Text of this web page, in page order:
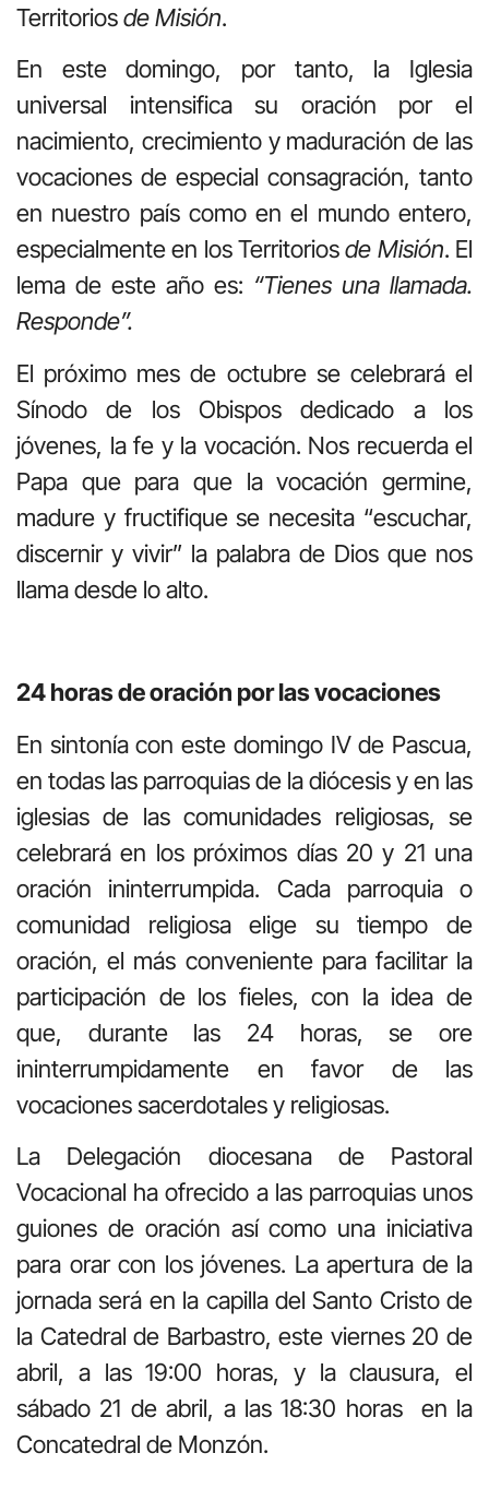
Territoriosde Misión.
En este domingo, por tanto, la Iglesia
universal intensifica su oración por el
nacimiento, crecimiento y maduración de las
vocaciones de especial consagración, tanto
en nuestro país como en el mundo entero,
especialmente en los Territoriosde Misión. El
lema de este año es: “Tienes una llamada.
Responde”.
El próximo mes de octubre se celebrará el
Sínodo de los Obispos dedicado a los
jóvenes, la fe y la vocación. Nos recuerda el
Papa que para que la vocación germine,
madure y fructifique se necesita “escuchar,
discernir y vivir” la palabra de Dios que nos
llama desde lo alto.
24 horas de oración por las vocaciones
En sintonía con este domingo IV de Pascua,
en todas las parroquias de la diócesis y en las
iglesias de las comunidades religiosas, se
celebrará en los próximos días 20 y 21 una
oración ininterrumpida. Cada parroquia o
comunidad religiosa elige su tiempo de
oración, el más conveniente para facilitar la
participación de los fieles, con la idea de
que, durante las 24 horas, se ore
ininterrumpidamente en favor de las
vocaciones sacerdotales y religiosas.
La Delegación diocesana de Pastoral
Vocacional ha ofrecido a las parroquias unos
guiones de oración así como una iniciativa
para orar con los jóvenes. La apertura de la
jornada será en la capilla del Santo Cristo de
la Catedral de Barbastro, este viernes 20 de
abril, a las 19:00 horas, y la clausura, el
sábado 21 de abril, a las 18:30 horas en la
Concatedral de Monzón.